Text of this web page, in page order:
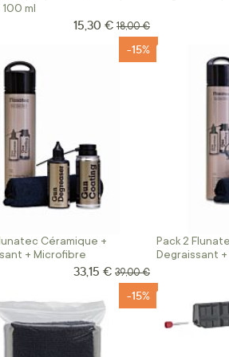
100 ml
Prix Spécial
15,30 € Prix normal
18,00 €
Céramique +
+ Microfibre
-15%
Prix Spécial
33,15 € Prix normal
39,00 €
Pack 2
Degraissant
-15%